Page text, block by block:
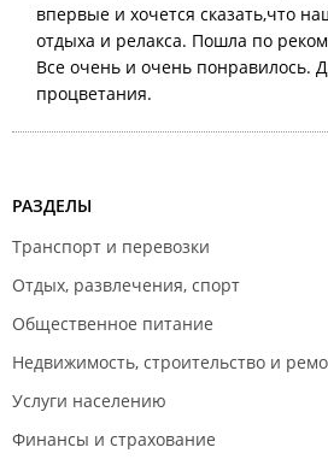
впервые и хочется сказать,что
отдыха и релакса. Пошла по
Все очень и очень понравилось.
процветания.
РАЗДЕЛЫ
Транспорт и перевозки
Отдых, развлечения, спорт
Общественное питание
Недвижимость, строительство и
Услуги населению
Финансы и страхование